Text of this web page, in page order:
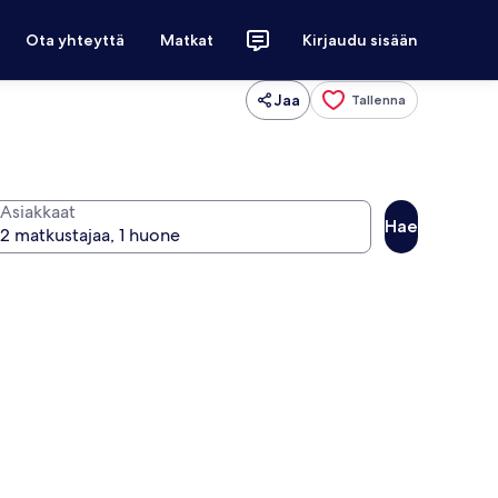
Ota yhteyttä Matkat Kirjaudu sisään
Jaa Tallenna
Asiakkaat
Hae